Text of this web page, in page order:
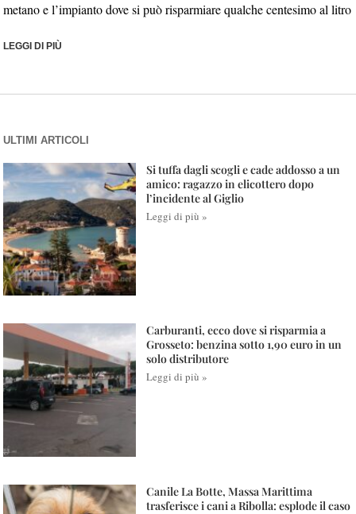
metano e l’impianto dove si può risparmiare qualche centesimo al litro
LEGGI DI PIÙ
ULTIMI ARTICOLI
Si tuffa dagli scogli e cade addosso a un
amico: ragazzo in elicottero dopo
l’incidente al Giglio
Leggi di più »
Carburanti, ecco dove si risparmia a
Grosseto: benzina sotto 1,90 euro in un
solo distributore
Leggi di più »
Canile La Botte, Massa Marittima
trasferisce i cani a Ribolla: esplode il caso